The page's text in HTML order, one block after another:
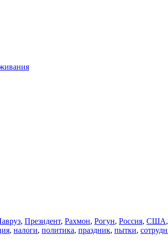
, Президент, Рахмон, Рогун, Россия, США,
, налоги, политика, праздник, пытки,